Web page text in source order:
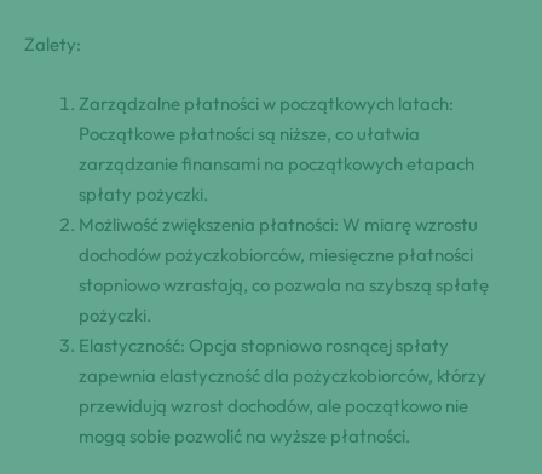
Zalety:
Zarządzalne płatności w początkowych latach:
Początkowe płatności są niższe, co ułatwia
zarządzanie finansami na początkowych etapach
spłaty pożyczki.
Możliwość zwiększenia płatności: W miarę wzrostu
dochodów pożyczkobiorców, miesięczne płatności
stopniowo wzrastają, co pozwala na szybszą spłatę
pożyczki.
Elastyczność: Opcja stopniowo rosnącej spłaty
zapewnia elastyczność dla pożyczkobiorców, którzy
przewidują wzrost dochodów, ale początkowo nie
mogą sobie pozwolić na wyższe płatności.